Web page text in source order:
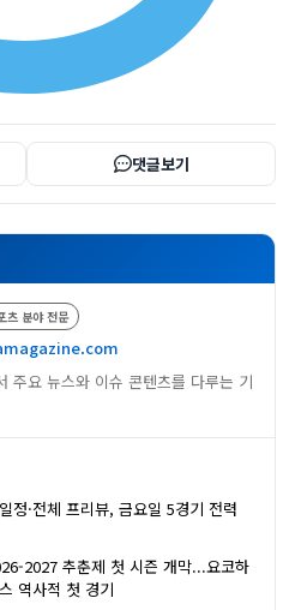
댓글보기
츠 분야 전문
주요 뉴스와 이슈 콘텐츠를 다루는 기
정·전체 프리뷰, 금요일 5경기 전력
2027 추춘제 첫 시즌 개막...요코하
역사적 첫 경기